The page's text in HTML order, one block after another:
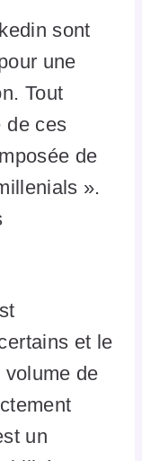
sont
une
Tout
de ces
de
».
et le
de
un